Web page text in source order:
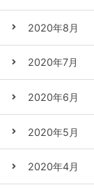
2020年8月
2020年7月
2020年6月
2020年5月
2020年4月